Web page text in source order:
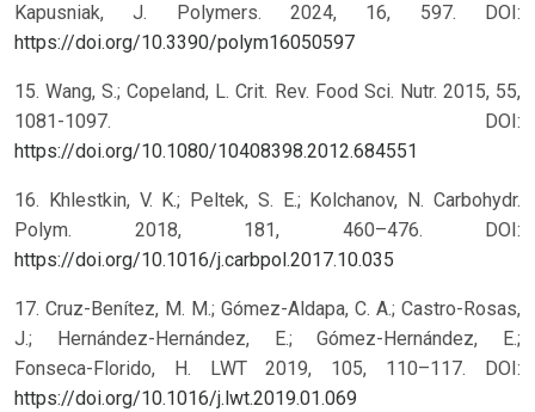
Kapusniak, J. Polymers. 2024, 16, 597. DOI:
https://doi.org/10.3390/polym16050597
15. Wang, S.; Copeland, L. Crit. Rev. Food Sci. Nutr. 2015, 55,
1081-1097. DOI:
https://doi.org/10.1080/10408398.2012.684551
16. Khlestkin, V. K.; Peltek, S. E.; Kolchanov, N. Carbohydr.
Polym. 2018, 181, 460–476. DOI:
https://doi.org/10.1016/j.carbpol.2017.10.035
17. Cruz-Benítez, M. M.; Gómez-Aldapa, C. A.; Castro-Rosas,
J.; Hernández-Hernández, E.; Gómez-Hernández, E.;
Fonseca-Florido, H. LWT 2019, 105, 110–117. DOI:
https://doi.org/10.1016/j.lwt.2019.01.069